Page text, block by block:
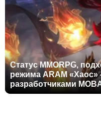
Статус MMORPG,
режима ARAM
разработчиками